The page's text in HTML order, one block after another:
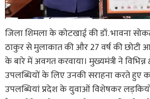
जिला शिमला के कोटखाई की डॉ. भावना
ठाकुर से मुलाकात की और 27 वर्ष की छोटी
के बारे में अवगत करवाया। मुख्यमंत्री ने विभिन्न
उपलब्धियों के लिए उनकी सराहना करते हुए
उपलब्धियां प्रदेश के युवाओं विशेषकर लड़कियों